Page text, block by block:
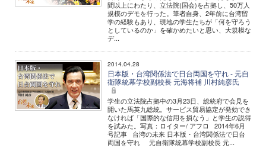
間以上にわたり、立法院(国会)を占拠し、50万人
規模のデモを行った。筆者自身、2年前に台湾留
学の経験もあり、現地の学生たちが「何を守ろう
としているのか」を確かめたいと思い、大規模な
デ...
2014.04.28
日本版・台湾関係法で日台両国を守れ - 元自
衛隊統幕学校副校長 元海将補 川村純彦氏
学生の立法院占拠中の3月23日、総統府で会見を
開いた馬英九総統。サービス貿易協定が発効でき
なければ「国際的な信用を損なう」と学生の説得
を試みた。写真：ロイター/ アフロ 2014年6月
号記事 台湾の未来 日本版・台湾関係法で日台
両国を守れ 元自衛隊統幕学校副校長 元...